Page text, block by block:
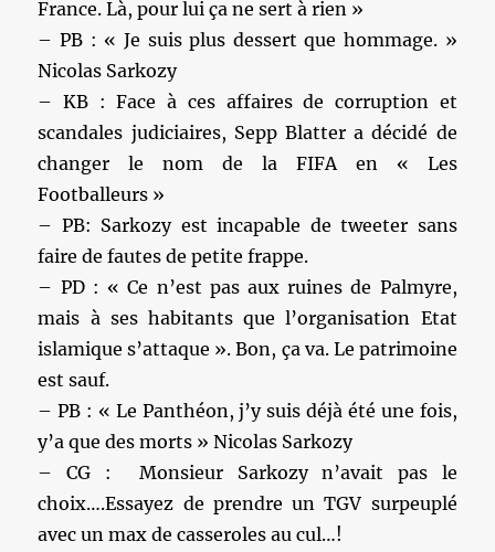
France. Là, pour lui ça ne sert à rien »
– PB : « Je suis plus dessert que hommage. »
Nicolas Sarkozy
– KB : Face à ces affaires de corruption et
scandales judiciaires, Sepp Blatter a décidé de
changer le nom de la FIFA en « Les
Footballeurs »
– PB: Sarkozy est incapable de tweeter sans
faire de fautes de petite frappe.
– PD : « Ce n’est pas aux ruines de Palmyre,
mais à ses habitants que l’organisation Etat
islamique s’attaque ». Bon, ça va. Le patrimoine
est sauf.
– PB : « Le Panthéon, j’y suis déjà été une fois,
y’a que des morts » Nicolas Sarkozy
– CG : Monsieur Sarkozy n’avait pas le
choix….Essayez de prendre un TGV surpeuplé
avec un max de casseroles au cul…!